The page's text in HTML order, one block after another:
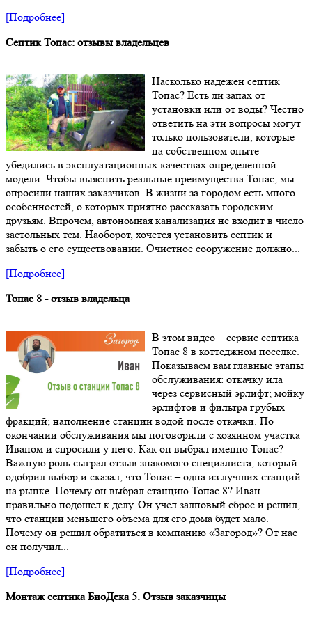
[Подробнее]
Септик Топас: отзывы владельцев
Насколько надежен септик
Топас? Есть ли запах от
установки или от воды? Честно
ответить на эти вопросы могут
только пользователи, которые
на собственном опыте
убедились в эксплуатационных качествах определенной
модели. Чтобы выяснить реальные преимущества Топас, мы
опросили наших заказчиков. В жизни за городом есть много
особенностей, о которых приятно рассказать городским
друзьям. Впрочем, автономная канализация не входит в число
застольных тем. Наоборот, хочется установить септик и
забыть о его существовании. Очистное сооружение должно...
[Подробнее]
Топас 8 - отзыв владельца
В этом видео – сервис септика
Топас 8 в коттеджном поселке.
Показываем вам главные этапы
обслуживания: откачку ила
через сервисный эрлифт; мойку
эрлифтов и фильтра грубых
фракций; наполнение станции водой после откачки. По
окончании обслуживания мы поговорили с хозяином участка
Иваном и спросили у него: Как он выбрал именно Топас?
Важную роль сыграл отзыв знакомого специалиста, который
одобрил выбор и сказал, что Топас – одна из лучших станций
на рынке. Почему он выбрал станцию Топас 8? Иван
правильно подошел к делу. Он учел залповый сброс и решил,
что станции меньшего объема для его дома будет мало.
Почему он решил обратиться в компанию «Загород»? От нас
он получил...
[Подробнее]
Монтаж септика БиоДека 5. Отзыв заказчицы